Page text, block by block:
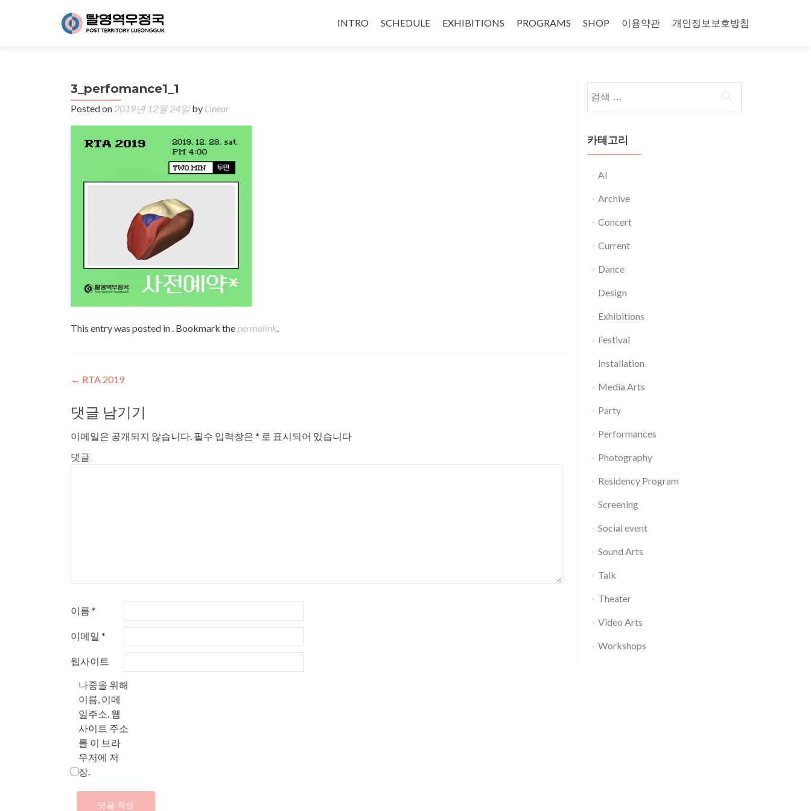
INTRO SCHEDULE EXHIBITIONS PROGRAMS SHOP 이용약관 개인정보보호방침
3_perfomance1_1
Posted on 2019년 12월 24일by Linear
This entry was posted in . Bookmark the permalink.
Post navigation
← RTA 2019
댓글 남기기
이메일은 공개되지 않습니다. 필수 입력창은 * 로 표시되어 있습니다
댓글
이름 *
이메일 *
웹사이트
나중을 위해
이름, 이메
일주소, 웹
사이트 주소
를 이 브라
우저에 저
장.
카테고리
AI
Archive
Concert
Current
Dance
Design
Exhibitions
Festival
Installation
Media Arts
Party
Performances
Photography
Residency Program
Screening
Social event
Sound Arts
Talk
Theater
Video Arts
Workshops